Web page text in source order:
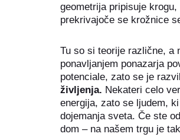
geometrija pripisuje
prekrivajoče se krožnice
Tu so si teorije različne, a
ponavljanjem ponazarja
potenciale, zato se je
življenja. Nekateri celo
energija, zato se ljudem,
dojemanja sveta. Če ste
dom – na našem trgu je